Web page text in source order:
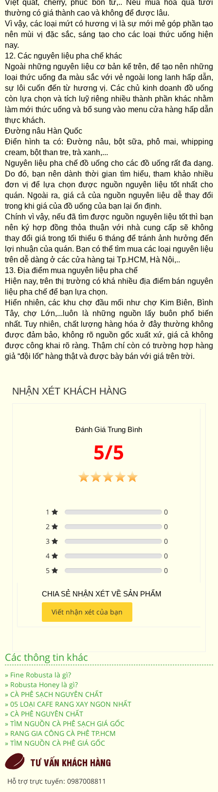
Việt quất, cherry, phúc bồn tử,.. Nếu mua hoa quả tươi
thường có giá thành cao và không để được lâu.
Vì vậy, các loại mứt có hương vị là sự mới mẻ góp phần tạo
nên mùi vị đặc sắc, sáng tạo cho các loại thức uống hiện
nay.
12. Các nguyên liệu pha chế khác
Ngoài những nguyên liệu cơ bản kể trên, để tạo nên những
loại thức uống đa màu sắc với vẻ ngoài long lanh hấp dẫn,
sự lôi cuốn đến từ hương vị. Các chủ kinh doanh đồ uống
còn lựa chọn và tích luỹ riêng nhiều thành phần khác nhằm
làm mới thức uống và bổ sung vào menu cửa hàng hấp dẫn
thực khách.
Đường nâu Hàn Quốc
Điển hình ta có: Đường nâu, bột sữa, phô mai, whipping
cream, bột than tre, trà xanh,...
Nguyên liệu pha chế đồ uống cho các đồ uống rất đa dạng.
Do đó, bạn nên dành thời gian tìm hiểu, tham khảo nhiều
đơn vị để lựa chọn được nguồn nguyên liệu tốt nhất cho
quán. Ngoài ra, giá cả của nguồn nguyên liệu dễ thay đổi
trong khi giá của đồ uống của bạn lại ổn định.
Chính vì vậy, nếu đã tìm được nguồn nguyên liệu tốt thì bạn
nên ký hợp đồng thỏa thuận với nhà cung cấp sẽ không
thay đổi giá trong tối thiểu 6 tháng để tránh ảnh hưởng đến
lợi nhuận của quán. Bạn có thể tìm mua các loại nguyên liệu
trên dễ dàng ở các cửa hàng tại Tp.HCM, Hà Nội,..
13. Địa điểm mua nguyên liệu pha chế
Hiện nay, trên thị trường có khá nhiều địa điểm bán nguyên
liệu pha chế để bạn lựa chọn.
Hiển nhiên, các khu chợ đầu mối như chợ Kim Biên, Bình
Tây, chợ Lớn,...luôn là những nguồn lấy buôn phổ biến
nhất. Tuy nhiên, chất lượng hàng hóa ở đây thường không
được đảm bảo, không rõ nguồn gốc xuất xứ, giá cả không
được công khai rõ ràng. Thậm chí còn có trường hợp hàng
giả “đội lốt” hàng thật và được bày bán với giá trên trời.
NHẬN XÉT KHÁCH HÀNG
Đánh Giá Trung Bình
5/5
1
0
2
0
3
0
4
0
5
0
CHIA SẺ NHẬN XÉT VỀ SẢN PHẨM
Viết nhận xét của bạn
Các thông tin khác
» Fine Robusta là gì?
» Robusta Honey là gì?
» CÀ PHÊ SẠCH NGUYÊN CHẤT
» 05 LOẠI CAFE RANG XAY NGON NHẤT
» CÀ PHÊ NGUYÊN CHẤT
» TÌM NGUỒN CÀ PHÊ SẠCH GIÁ GỐC
» RANG GIA CÔNG CÀ PHÊ TP.HCM
» TÌM NGUỒN CÀ PHÊ GIÁ GỐC
TƯ VẤN KHÁCH HÀNG
Hỗ trợ trực tuyến: 0987008811